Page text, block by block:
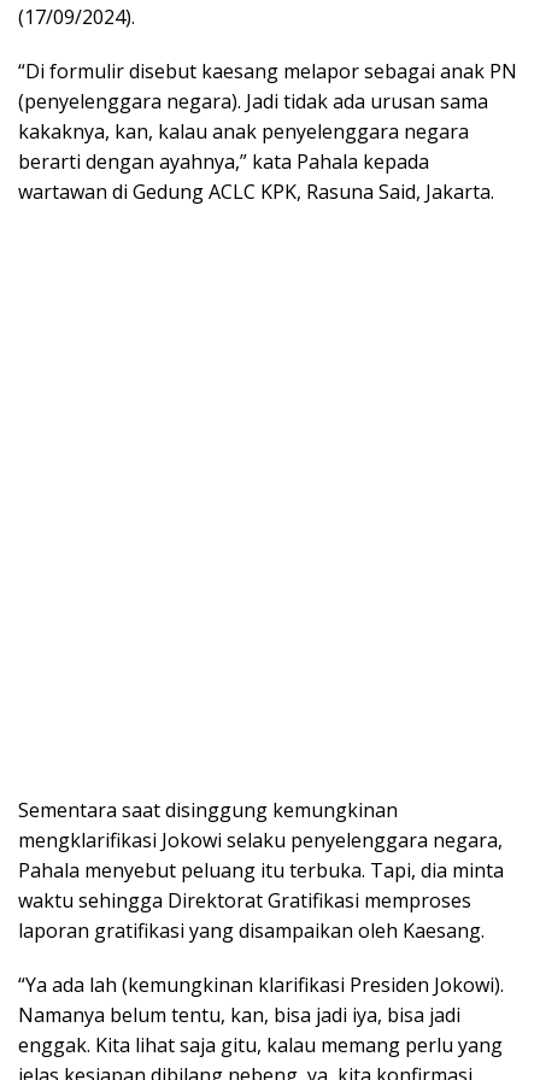
(17/09/2024).
“Di formulir disebut kaesang melapor sebagai anak PN
(penyelenggara negara). Jadi tidak ada urusan sama
kakaknya, kan, kalau anak penyelenggara negara
berarti dengan ayahnya,” kata Pahala kepada
wartawan di Gedung ACLC KPK, Rasuna Said, Jakarta.
Sementara saat disinggung kemungkinan
mengklarifikasi Jokowi selaku penyelenggara negara,
Pahala menyebut peluang itu terbuka. Tapi, dia minta
waktu sehingga Direktorat Gratifikasi memproses
laporan gratifikasi yang disampaikan oleh Kaesang.
“Ya ada lah (kemungkinan klarifikasi Presiden Jokowi).
Namanya belum tentu, kan, bisa jadi iya, bisa jadi
enggak. Kita lihat saja gitu, kalau memang perlu yang